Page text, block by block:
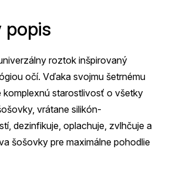
popis
roztok inšpirovaný
očí. Vďaka svojmu šetrnému
komplexnú starostlivosť o všetky
vrátane silikón-
dezinfikuje, oplachuje, zvlhčuje a
šošovky pre maximálne pohodlie